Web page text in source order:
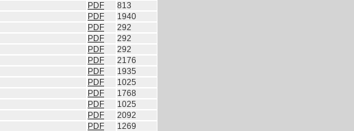
PDF
813
PDF
1940
PDF
292
PDF
292
PDF
292
PDF
2176
PDF
1935
PDF
1025
PDF
1768
PDF
1025
PDF
2092
PDF
1269